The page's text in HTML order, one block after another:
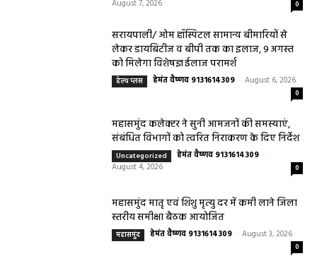
August 7, 2026 0
सरायपाली/ ओम हॉस्पिटल सामान्य बीमारियों से
लेकर डायबिटीज व बीपी तक का इलाज, 9 अगस्त
को मिलेगा विशेषज्ञ ईलाज परामर्श
हेल्थ प्लस हेमंत वैष्णव 9131614309 - August 6, 2026
0
महासमुंद कलेक्टर ने सुनी आमजनों की समस्याएं,
संबंधित विभागों को त्वरित निराकरण के दिए निर्देश
Uncategorized हेमंत वैष्णव 9131614309 -
August 4, 2026
0
महासमुंद मातृ एवं शिशु मृत्यु दर में कमी लाने जिला
स्तरीय समीक्षा बैठक आयोजित
महासमुंद हेमंत वैष्णव 9131614309 - August 3, 2026
0